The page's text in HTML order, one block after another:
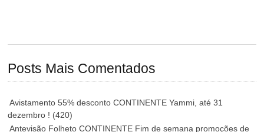
Posts Mais Comentados
Avistamento 55% desconto CONTINENTE Yammi, até 31
dezembro ! (420)
Antevisão Folheto CONTINENTE Fim de semana promoções de